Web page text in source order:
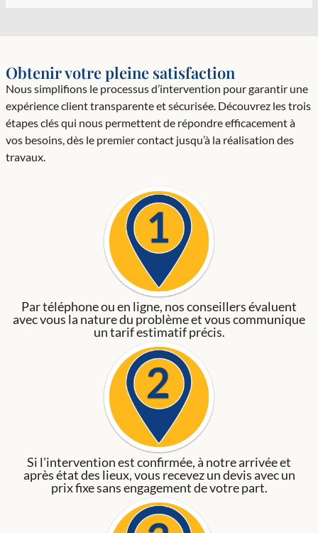
Obtenir votre pleine satisfaction
Nous simplifions le processus d’intervention pour garantir une
expérience client transparente et sécurisée. Découvrez les trois
étapes clés qui nous permettent de répondre efficacement à
vos besoins, dès le premier contact jusqu’à la réalisation des
travaux.
Par téléphone ou en ligne, nos conseillers évaluent
avec vous la nature du problème et vous communique
un tarif estimatif précis.
Si l'intervention est confirmée, à notre arrivée et
après état des lieux, vous recevez un devis avec un
prix fixe sans engagement de votre part.